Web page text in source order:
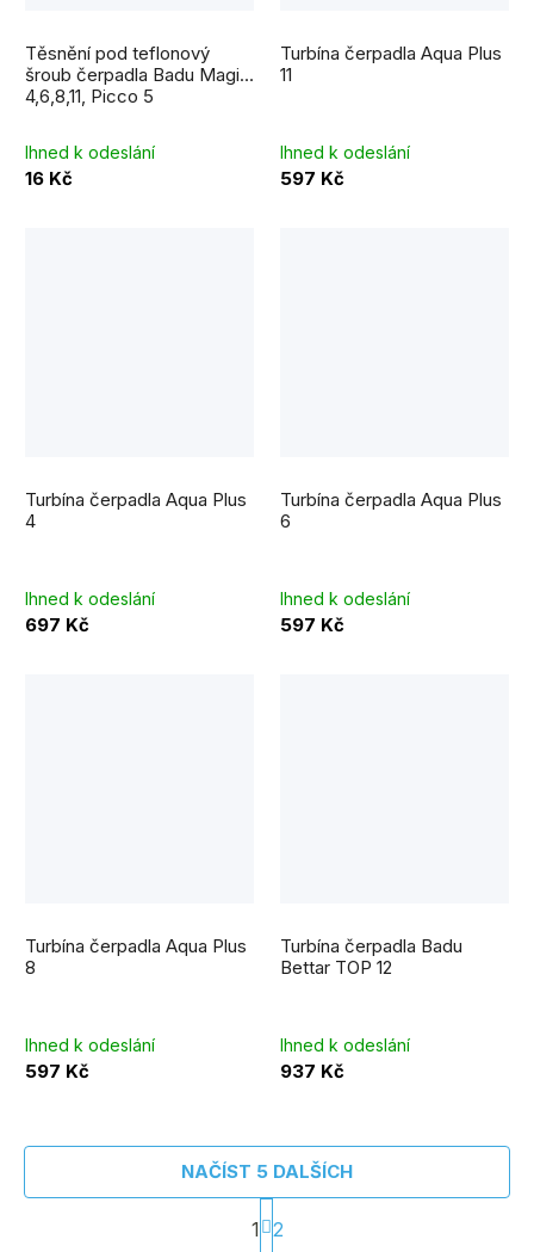
Těsnění pod teflonový
šroub čerpadla Badu Magic
4,6,8,11, Picco 5
Ihned k odeslání
16 Kč
Turbína čerpadla Aqua Plus
11
Ihned k odeslání
597 Kč
Turbína čerpadla Aqua Plus
4
Ihned k odeslání
697 Kč
Turbína čerpadla Aqua Plus
6
Ihned k odeslání
597 Kč
Turbína čerpadla Aqua Plus
8
Ihned k odeslání
597 Kč
Turbína čerpadla Badu
Bettar TOP 12
Ihned k odeslání
937 Kč
NAČÍST 5 DALŠÍCH
t
1 2